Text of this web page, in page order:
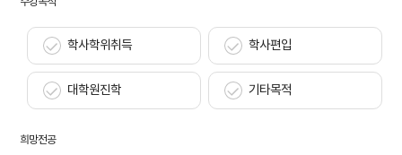
학사학위취득 학사편입
대학원진학 기타목적
희망전공